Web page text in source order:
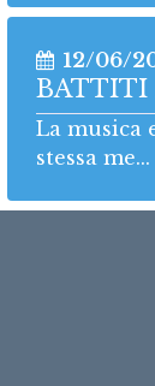
12/06/
BATTITI
La musica
stessa me...